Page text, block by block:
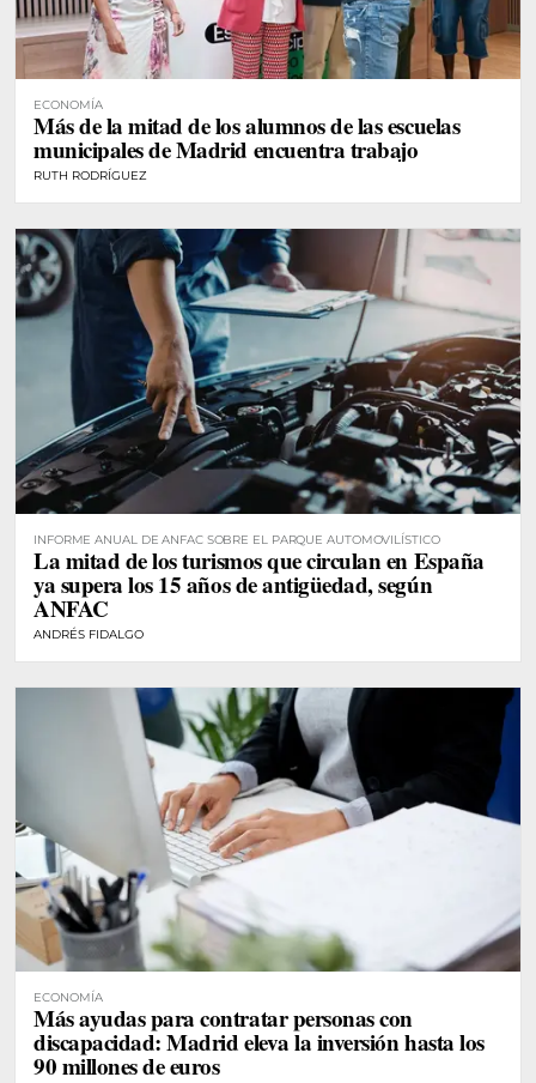
ECONOMÍA
Más de la mitad de los alumnos de las escuelas
municipales de Madrid encuentra trabajo
RUTH RODRÍGUEZ
INFORME ANUAL DE ANFAC SOBRE EL PARQUE AUTOMOVILÍSTICO
La mitad de los turismos que circulan en España
ya supera los 15 años de antigüedad, según
ANFAC
ANDRÉS FIDALGO
ECONOMÍA
Más ayudas para contratar personas con
discapacidad: Madrid eleva la inversión hasta los
90 millones de euros